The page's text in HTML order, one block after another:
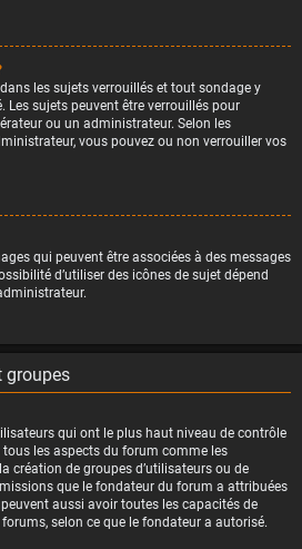
les sujets verrouillés et tout sondage y
sujets peuvent être verrouillés pour
ou un administrateur. Selon les
vous pouvez ou non verrouiller vos
qui peuvent être associées à des messages
d’utiliser des icônes de sujet dépend
groupes
qui ont le plus haut niveau de contrôle
les aspects du forum comme les
création de groupes d’utilisateurs ou de
que le fondateur du forum a attribuées
aussi avoir toutes les capacités de
selon ce que le fondateur a autorisé.